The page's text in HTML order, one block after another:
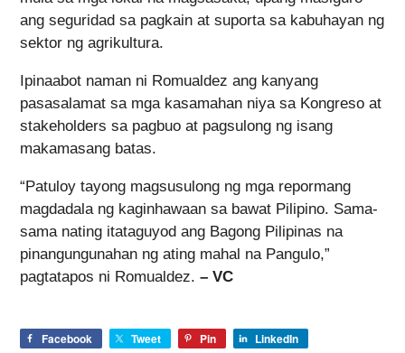
ang seguridad sa pagkain at suporta sa kabuhayan ng
sektor ng agrikultura.
Ipinaabot naman ni Romualdez ang kanyang
pasasalamat sa mga kasamahan niya sa Kongreso at
stakeholders sa pagbuo at pagsulong ng isang
makamasang batas.
“Patuloy tayong magsusulong ng mga repormang
magdadala ng kaginhawaan sa bawat Pilipino. Sama-
sama nating itataguyod ang Bagong Pilipinas na
pinangungunahan ng ating mahal na Pangulo,”
pagtatapos ni Romualdez. – VC
Facebook Tweet Pin LinkedIn